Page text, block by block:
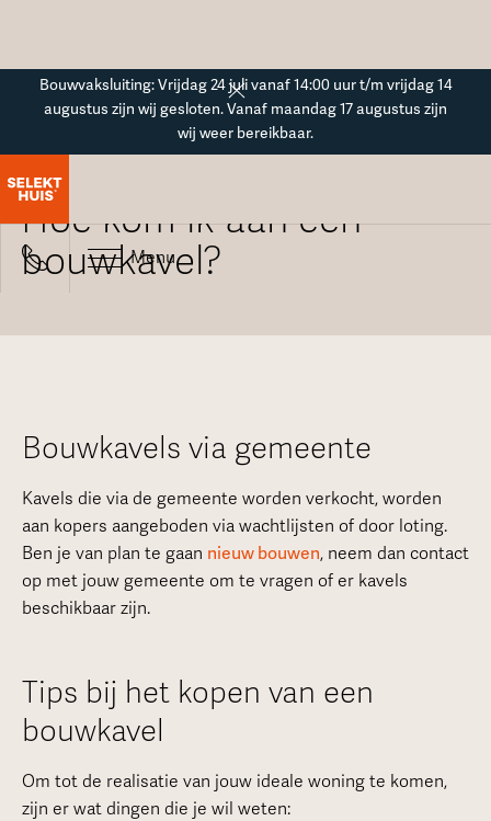
Bouwvaksluiting: Vrijdag 24 juli vanaf 14:00 uur t/m vrijdag 14
augustus zijn wij gesloten. Vanaf maandag 17 augustus zijn
wij weer bereikbaar.
Menu
Hoe kom ik aan een
bouwkavel?
Bouwkavels via gemeente
Kavels die via de gemeente worden verkocht, worden
aan kopers aangeboden via wachtlijsten of door loting.
Ben je van plan te gaan nieuw bouwen, neem dan contact
op met jouw gemeente om te vragen of er kavels
beschikbaar zijn.
Tips bij het kopen van een
bouwkavel
Om tot de realisatie van jouw ideale woning te komen,
zijn er wat dingen die je wil weten: